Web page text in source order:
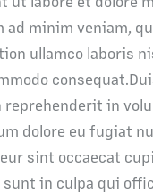
ad minim veniam,
ullamco laboris
reprehenderit in
dolore eu fugiat
sint occaecat
in culpa qui